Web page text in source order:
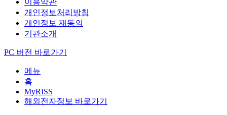
이용약관
개인정보처리방침
개인정보 재동의
기관소개
PC 버전 바로가기
메뉴
홈
MyRISS
해외전자정보 바로가기